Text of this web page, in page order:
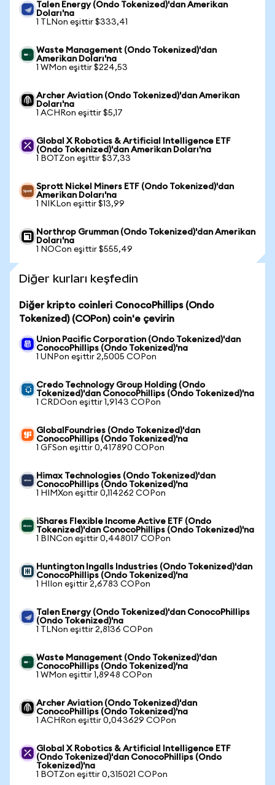
Talen Energy (Ondo Tokenized)'dan Amerikan
Doları'na
1 TLNon eşittir $333,41
Waste Management (Ondo Tokenized)'dan
Amerikan Doları'na
1 WMon eşittir $224,53
Archer Aviation (Ondo Tokenized)'dan Amerikan
Doları'na
1 ACHRon eşittir $5,17
Global X Robotics & Artificial Intelligence ETF
(Ondo Tokenized)'dan Amerikan Doları'na
1 BOTZon eşittir $37,33
Sprott Nickel Miners ETF (Ondo Tokenized)'dan
Amerikan Doları'na
1 NIKLon eşittir $13,99
Northrop Grumman (Ondo Tokenized)'dan Amerikan
Doları'na
1 NOCon eşittir $555,49
Diğer kurları keşfedin
Diğer kripto coinleri ConocoPhillips (Ondo
Tokenized) (COPon) coin'e çevirin
Union Pacific Corporation (Ondo Tokenized)'dan
ConocoPhillips (Ondo Tokenized)'na
1 UNPon eşittir 2,5005 COPon
Credo Technology Group Holding (Ondo
Tokenized)'dan ConocoPhillips (Ondo Tokenized)'na
1 CRDOon eşittir 1,9143 COPon
GlobalFoundries (Ondo Tokenized)'dan
ConocoPhillips (Ondo Tokenized)'na
1 GFSon eşittir 0,417890 COPon
Himax Technologies (Ondo Tokenized)'dan
ConocoPhillips (Ondo Tokenized)'na
1 HIMXon eşittir 0,114262 COPon
iShares Flexible Income Active ETF (Ondo
Tokenized)'dan ConocoPhillips (Ondo Tokenized)'na
1 BINCon eşittir 0,448017 COPon
Huntington Ingalls Industries (Ondo Tokenized)'dan
ConocoPhillips (Ondo Tokenized)'na
1 HIIon eşittir 2,6783 COPon
Talen Energy (Ondo Tokenized)'dan ConocoPhillips
(Ondo Tokenized)'na
1 TLNon eşittir 2,8136 COPon
Waste Management (Ondo Tokenized)'dan
ConocoPhillips (Ondo Tokenized)'na
1 WMon eşittir 1,8948 COPon
Archer Aviation (Ondo Tokenized)'dan
ConocoPhillips (Ondo Tokenized)'na
1 ACHRon eşittir 0,043629 COPon
Global X Robotics & Artificial Intelligence ETF
(Ondo Tokenized)'dan ConocoPhillips (Ondo
Tokenized)'na
1 BOTZon eşittir 0,315021 COPon